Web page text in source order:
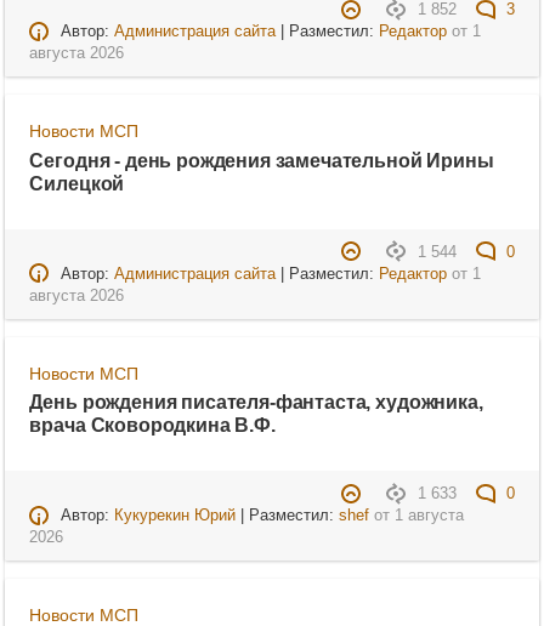
1 852
3
Автор: Администрация сайта| Разместил: Редакторот 1
августа 2026
Новости МСП
Сегодня - день рождения замечательной Ирины
Силецкой
1 544
0
Автор: Администрация сайта| Разместил: Редакторот 1
августа 2026
Новости МСП
День рождения писателя-фантаста, художника,
врача Сковородкина В.Ф.
1 633
0
Автор: Кукурекин Юрий| Разместил: shefот 1 августа
2026
Новости МСП